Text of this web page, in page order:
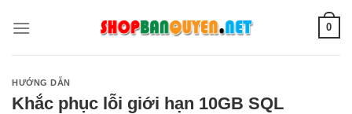
0
HƯỚNG DẪN
Khắc phục lỗi giới hạn 10GB SQL